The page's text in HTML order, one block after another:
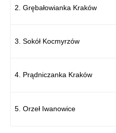
2. Grębałowianka Kraków
3. Sokół Kocmyrzów
4. Prądniczanka Kraków
5. Orzeł Iwanowice